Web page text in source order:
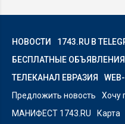
НОВОСТИ
1743.RU В
БЕСПЛАТНЫЕ ОБЪЯВЛЕНИЯ
ТЕЛЕКАНАЛ ЕВРАЗИЯ
Предложить новость
Хочу
МАНИФЕСТ 1743.RU
Карта